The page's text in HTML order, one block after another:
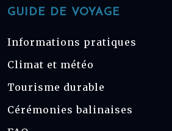
GUIDE DE VOYAGE
Informations pratiques
Climat et météo
Tourisme durable
Cérémonies balinaises